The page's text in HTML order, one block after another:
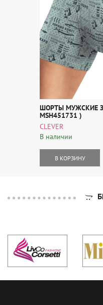
ШОРТЫ МУЖСКИЕ
MSH451731 )
CLEVER
В наличии
В КОРЗИНУ